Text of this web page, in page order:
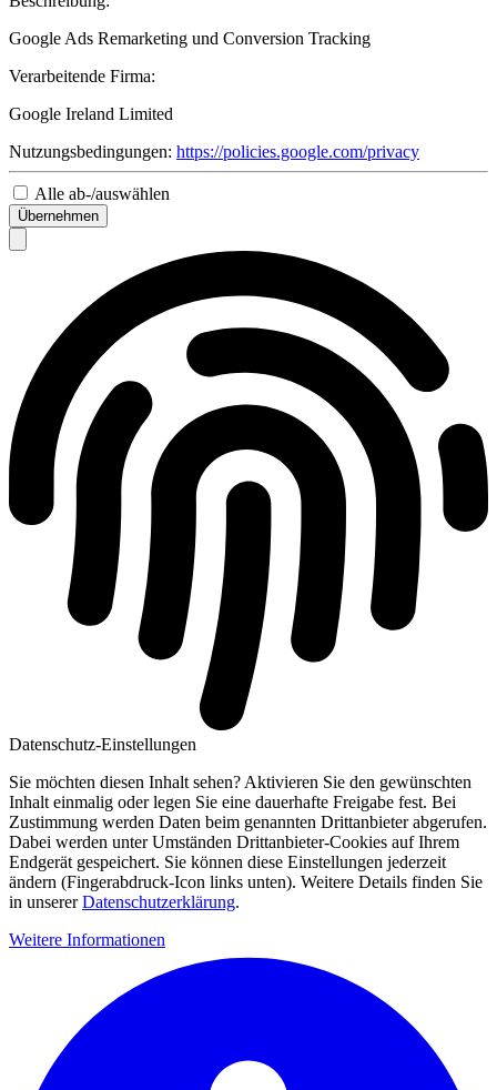
Google Ads Remarketing und Conversion Tracking
Verarbeitende Firma:
Google Ireland Limited
Nutzungsbedingungen: https://policies.google.com/privacy
Alle ab-/auswählen
Übernehmen
Datenschutz-Einstellungen
Sie möchten diesen Inhalt sehen? Aktivieren Sie den gewünschten
Inhalt einmalig oder legen Sie eine dauerhafte Freigabe fest. Bei
Zustimmung werden Daten beim genannten Drittanbieter abgerufen.
Dabei werden unter Umständen Drittanbieter-Cookies auf Ihrem
Endgerät gespeichert. Sie können diese Einstellungen jederzeit
ändern (Fingerabdruck-Icon links unten). Weitere Details finden Sie
in unsererDatenschutzerklärung.
Weitere Informationen